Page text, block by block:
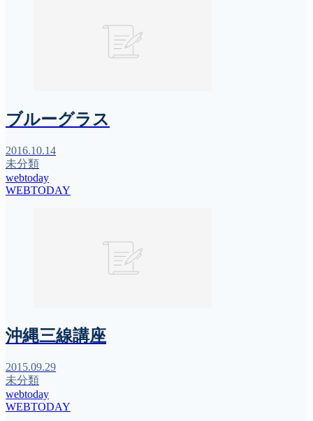
ブルーグラス
2016.10.14
未分類
webtoday
WEBTODAY
沖縄三線講座
2015.09.29
未分類
webtoday
WEBTODAY